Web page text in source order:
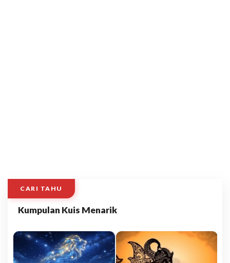
CARI TAHU
Kumpulan Kuis Menarik